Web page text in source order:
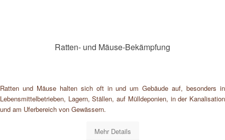
Ratten- und Mäuse-Bekämpfung
Ratten und Mäuse halten sich oft in und um Gebäude auf, besonders in
Lebensmittelbetrieben, Lagern, Ställen, auf Mülldeponien, in der Kanalisation
und am Uferbereich von Gewässern.
Mehr Details